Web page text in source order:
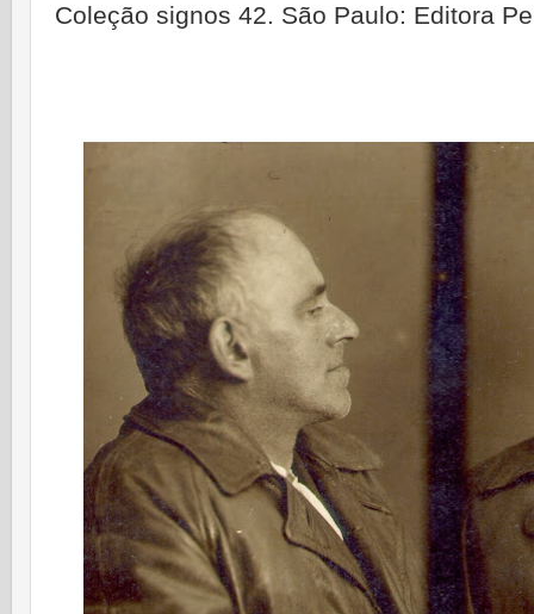
Coleção signos 42. São Paulo: Editora